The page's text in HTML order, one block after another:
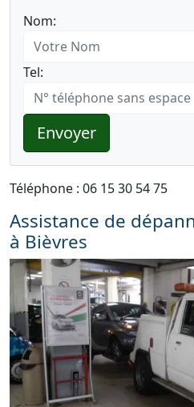
Nom:
Tel:
Envoyer
Téléphone : 06 15 30 54 75
Assistance de
à Bièvres